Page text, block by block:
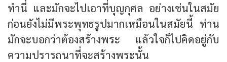
ทำนี่ และมักจะไปเอาที่บุญกุศล อย่างเช่นในสมัย
ก่อนยังไม่มีพระพุทธรูปมากเหมือนในสมัยนี้ ท่าน
มักจะบอกว่าต้องสร้างพระ แล้วใจก็ไปคิดอยู่กับ
ความปรารถนาที่จะสร้างพระนั้น